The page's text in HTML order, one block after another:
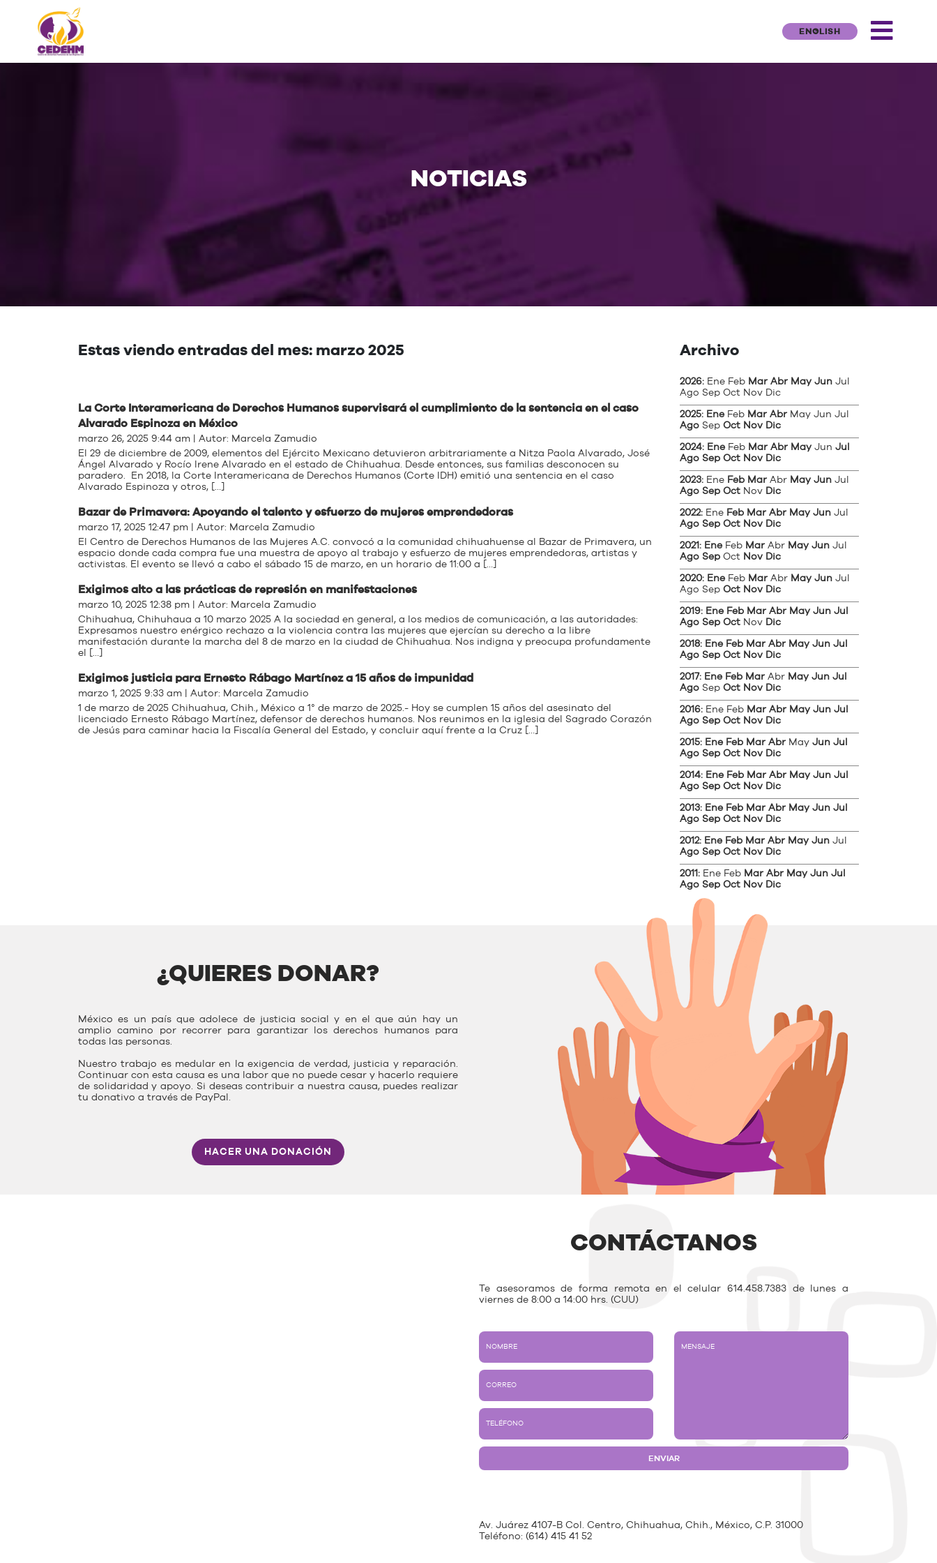
ENGLISH
NOTICIAS
Estas viendo entradas del mes: marzo 2025
La Corte Interamericana de Derechos Humanos supervisará el cumplimiento de la sentencia en el caso
Alvarado Espinoza en México
marzo 26, 2025 9:44 am | Autor: Marcela Zamudio
El 29 de diciembre de 2009, elementos del Ejército Mexicano detuvieron arbitrariamente a Nitza Paola Alvarado, José
Ángel Alvarado y Rocío Irene Alvarado en el estado de Chihuahua. Desde entonces, sus familias desconocen su
paradero. En 2018, la Corte Interamericana de Derechos Humanos (Corte IDH) emitió una sentencia en el caso
Alvarado Espinoza y otros, […]
Bazar de Primavera: Apoyando el talento y esfuerzo de mujeres emprendedoras
marzo 17, 2025 12:47 pm | Autor: Marcela Zamudio
El Centro de Derechos Humanos de las Mujeres A.C. convocó a la comunidad chihuahuense al Bazar de Primavera, un
espacio donde cada compra fue una muestra de apoyo al trabajo y esfuerzo de mujeres emprendedoras, artistas y
activistas. El evento se llevó a cabo el sábado 15 de marzo, en un horario de 11:00 a […]
Exigimos alto a las prácticas de represión en manifestaciones
marzo 10, 2025 12:38 pm | Autor: Marcela Zamudio
Chihuahua, Chihuhaua a 10 marzo 2025 A la sociedad en general, a los medios de comunicación, a las autoridades:
Expresamos nuestro enérgico rechazo a la violencia contra las mujeres que ejercían su derecho a la libre
manifestación durante la marcha del 8 de marzo en la ciudad de Chihuahua. Nos indigna y preocupa profundamente
el […]
Exigimos justicia para Ernesto Rábago Martínez a 15 años de impunidad
marzo 1, 2025 9:33 am | Autor: Marcela Zamudio
1 de marzo de 2025 Chihuahua, Chih., México a 1° de marzo de 2025.- Hoy se cumplen 15 años del asesinato del
licenciado Ernesto Rábago Martínez, defensor de derechos humanos. Nos reunimos en la iglesia del Sagrado Corazón
de Jesús para caminar hacia la Fiscalía General del Estado, y concluir aquí frente a la Cruz […]
Archivo
2026: Ene Feb Mar Abr May Jun Jul
Ago Sep Oct Nov Dic
2025: Ene Feb Mar Abr May Jun Jul
Ago Sep Oct Nov Dic
2024: Ene Feb Mar Abr May Jun Jul
Ago Sep Oct Nov Dic
2023: Ene Feb Mar Abr May Jun Jul
Ago Sep Oct Nov Dic
2022: Ene Feb Mar Abr May Jun Jul
Ago Sep Oct Nov Dic
2021: Ene Feb Mar Abr May Jun Jul
Ago Sep Oct Nov Dic
2020: Ene Feb Mar Abr May Jun Jul
Ago Sep Oct Nov Dic
2019: Ene Feb Mar Abr May Jun Jul
Ago Sep Oct Nov Dic
2018: Ene Feb Mar Abr May Jun Jul
Ago Sep Oct Nov Dic
2017: Ene Feb Mar Abr May Jun Jul
Ago Sep Oct Nov Dic
2016: Ene Feb Mar Abr May Jun Jul
Ago Sep Oct Nov Dic
2015: Ene Feb Mar Abr May Jun Jul
Ago Sep Oct Nov Dic
2014: Ene Feb Mar Abr May Jun Jul
Ago Sep Oct Nov Dic
2013: Ene Feb Mar Abr May Jun Jul
Ago Sep Oct Nov Dic
2012: Ene Feb Mar Abr May Jun Jul
Ago Sep Oct Nov Dic
2011: Ene Feb Mar Abr May Jun Jul
Ago Sep Oct Nov Dic
¿QUIERES DONAR?
México es un país que adolece de justicia social y en el que aún hay un
amplio camino por recorrer para garantizar los derechos humanos para
todas las personas.
Nuestro trabajo es medular en la exigencia de verdad, justicia y reparación.
Continuar con esta causa es una labor que no puede cesar y hacerlo requiere
de solidaridad y apoyo. Si deseas contribuir a nuestra causa, puedes realizar
tu donativo a través de PayPal.
HACER UNA DONACIÓN
CONTÁCTANOS
Te asesoramos de forma remota en el celular 614.458.7383 de lunes a
viernes de 8:00 a 14:00 hrs. (CUU)
Av. Juárez 4107-B Col. Centro, Chihuahua, Chih., México, C.P. 31000
Teléfono: (614) 415 41 52